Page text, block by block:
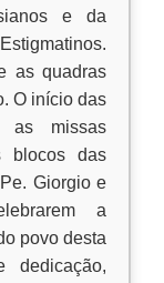
e da
as quadras
O início das
as missas
blocos das
Giorgio e
a
povo desta